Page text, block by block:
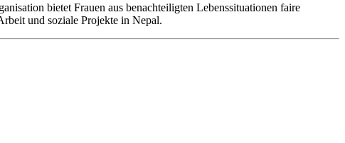
bietet Frauen aus benachteiligten Lebenssituationen faire
und soziale Projekte in Nepal.